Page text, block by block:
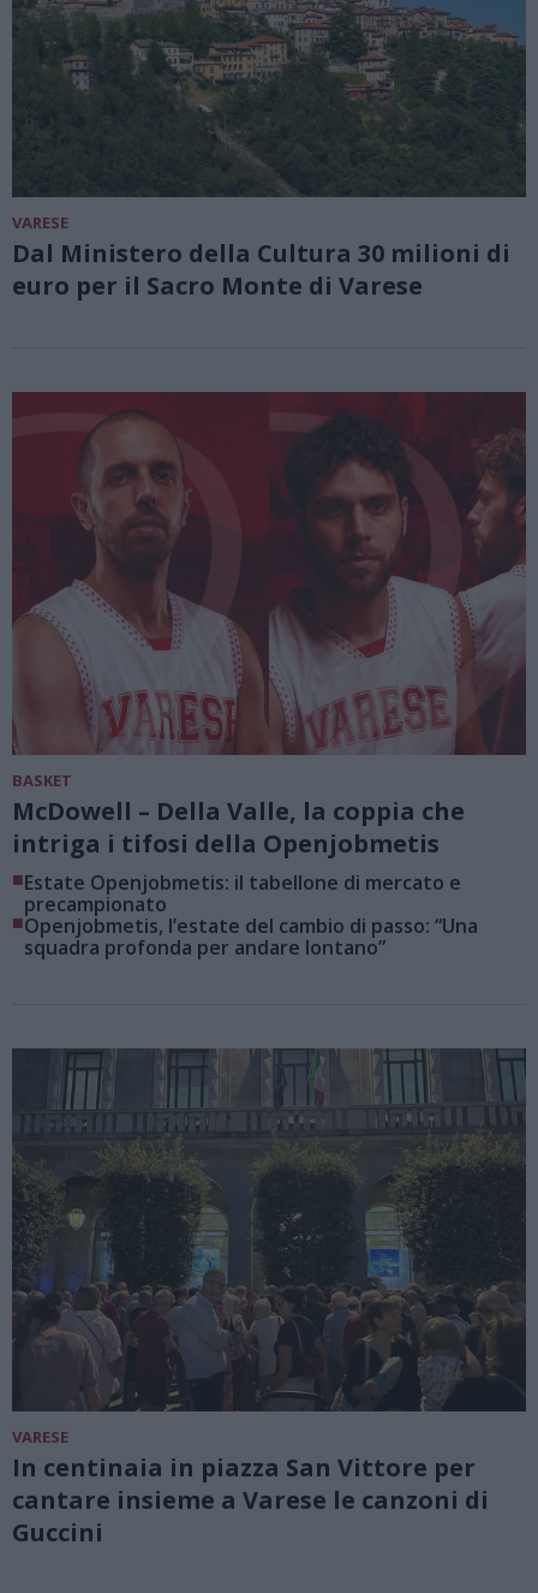
VARESE
Dal Ministero della Cultura 30 milioni di
euro per il Sacro Monte di Varese
BASKET
McDowell – Della Valle, la coppia che
intriga i tifosi della Openjobmetis
■Estate Openjobmetis: il tabellone di mercato e
precampionato
■Openjobmetis, l’estate del cambio di passo: “Una
squadra profonda per andare lontano”
VARESE
In centinaia in piazza San Vittore per
cantare insieme a Varese le canzoni di
Guccini